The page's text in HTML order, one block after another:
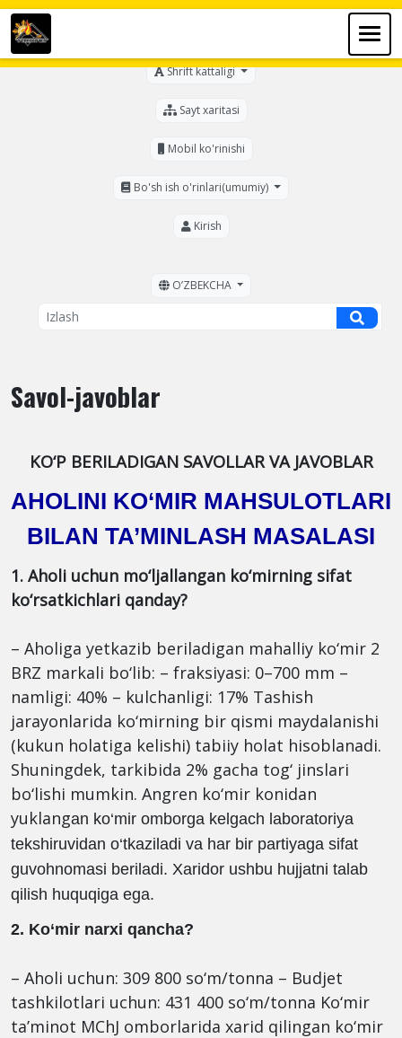
Shrift kattaligi
Sayt xaritasi
Mobil ko'rinishi
Bo'sh ish o'rinlari(umumiy)
Kirish
OʼZBEKCHA
Savol-javoblar
KO‘P BERILADIGAN SAVOLLAR VA JAVOBLAR
AHOLINI KO‘MIR MAHSULOTLARI
BILAN TA’MINLASH MASALASI
1. Aholi uchun mo‘ljallangan ko‘mirning sifat
ko‘rsatkichlari qanday?
– Aholiga yetkazib beriladigan mahalliy ko‘mir 2
BRZ markali bo‘lib: – fraksiyasi: 0–700 mm –
namligi: 40% – kulchanligi: 17% Tashish
jarayonlarida ko‘mirning bir qismi maydalanishi
(kukun holatiga kelishi) tabiiy holat hisoblanadi.
Shuningdek, tarkibida 2% gacha tog‘ jinslari
bo‘lishi mumkin. Angren ko‘mir konidan
yuklangan ko‘mir omborga kelgach laboratoriya
tekshiruvidan o‘tkaziladi va har bir partiyaga sifat
guvohnomasi beriladi. Xaridor ushbu hujjatni talab
qilish huquqiga ega.
2. Ko‘mir narxi qancha?
– Aholi uchun: 309 800 so‘m/tonna – Budjet
tashkilotlari uchun: 431 400 so‘m/tonna Ko‘mir
ta’minot MChJ omborlarida xarid qilingan ko‘mir